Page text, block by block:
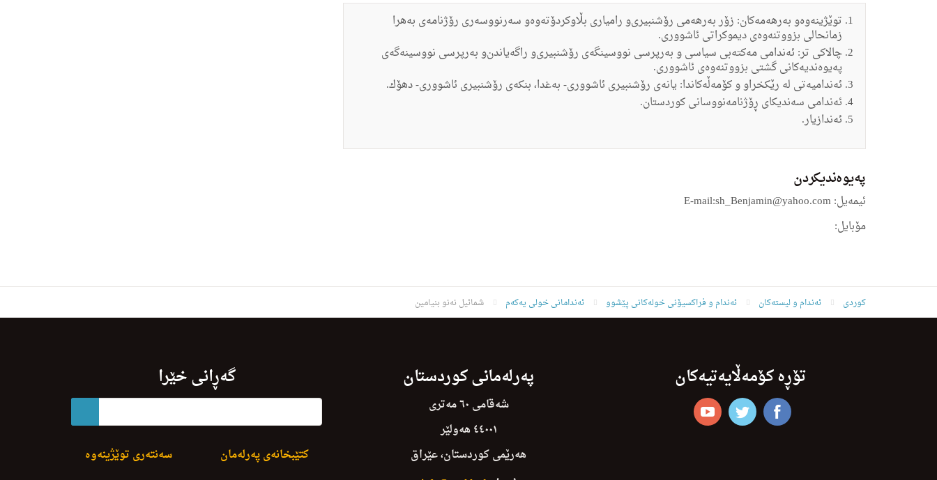
توێژینه‌وه‌‌و به‌رهه‌مه‌كان: زۆر به‌رهه‌مى رۆشنبیرى‌و رامیارى بڵاوكردۆته‌وه‌‌و سه‌رنووسه‌رى رۆژنامه‌ى به‌هرا
زمانحالى بزووتنه‌وه‌ى دیموكراتى ئاشوورى.
چالاكى تر: ئه‌ندامى مه‌كته‌بى سیاسی و به‌رپرسى نووسینگه‌ى رۆشنبیرى‌و راگه‌یاندن‌و به‌رپرسى نووسینه‌گه‌ى
په‌یوه‌ندیه‌كانى گشتى بزووتنه‌وه‌ى ئاشوورى.
ئه‌ندامیه‌تى له‌ رێكخرا‌و و كۆمه‌ڵه‌كاندا: یانه‌ى رۆشنبیرى ئاشوورى- به‌غدا، بنكه‌ى رۆشنبیرى ئاشوورى- دهۆك.
ئه‌ندامى سه‌ندیكاى ڕۆژنامه‌نووسانى كوردستان.
ئەندازیار.
په‌یوه‌ندیكردن
ئیمه‌یل:
مۆبایل:
کوردی ئه‌ندام و لیسته‌كان ئەندام و فراکسیۆنی خولەکانی پێشوو ئەندامانی خولی یەکەم شمائیل نه‌نو بنیامین
گەڕانی خێرا
سەنتەری توێژینەوە کتێبخانەی پەرلەمان
پەرلەمانی کوردستان
شەقامی ٦٠ مەتری
٤٤٠٠١ هەولێر
هەرێمی کوردستان، عێراق
تۆڕە کۆمەڵایەتیەکان